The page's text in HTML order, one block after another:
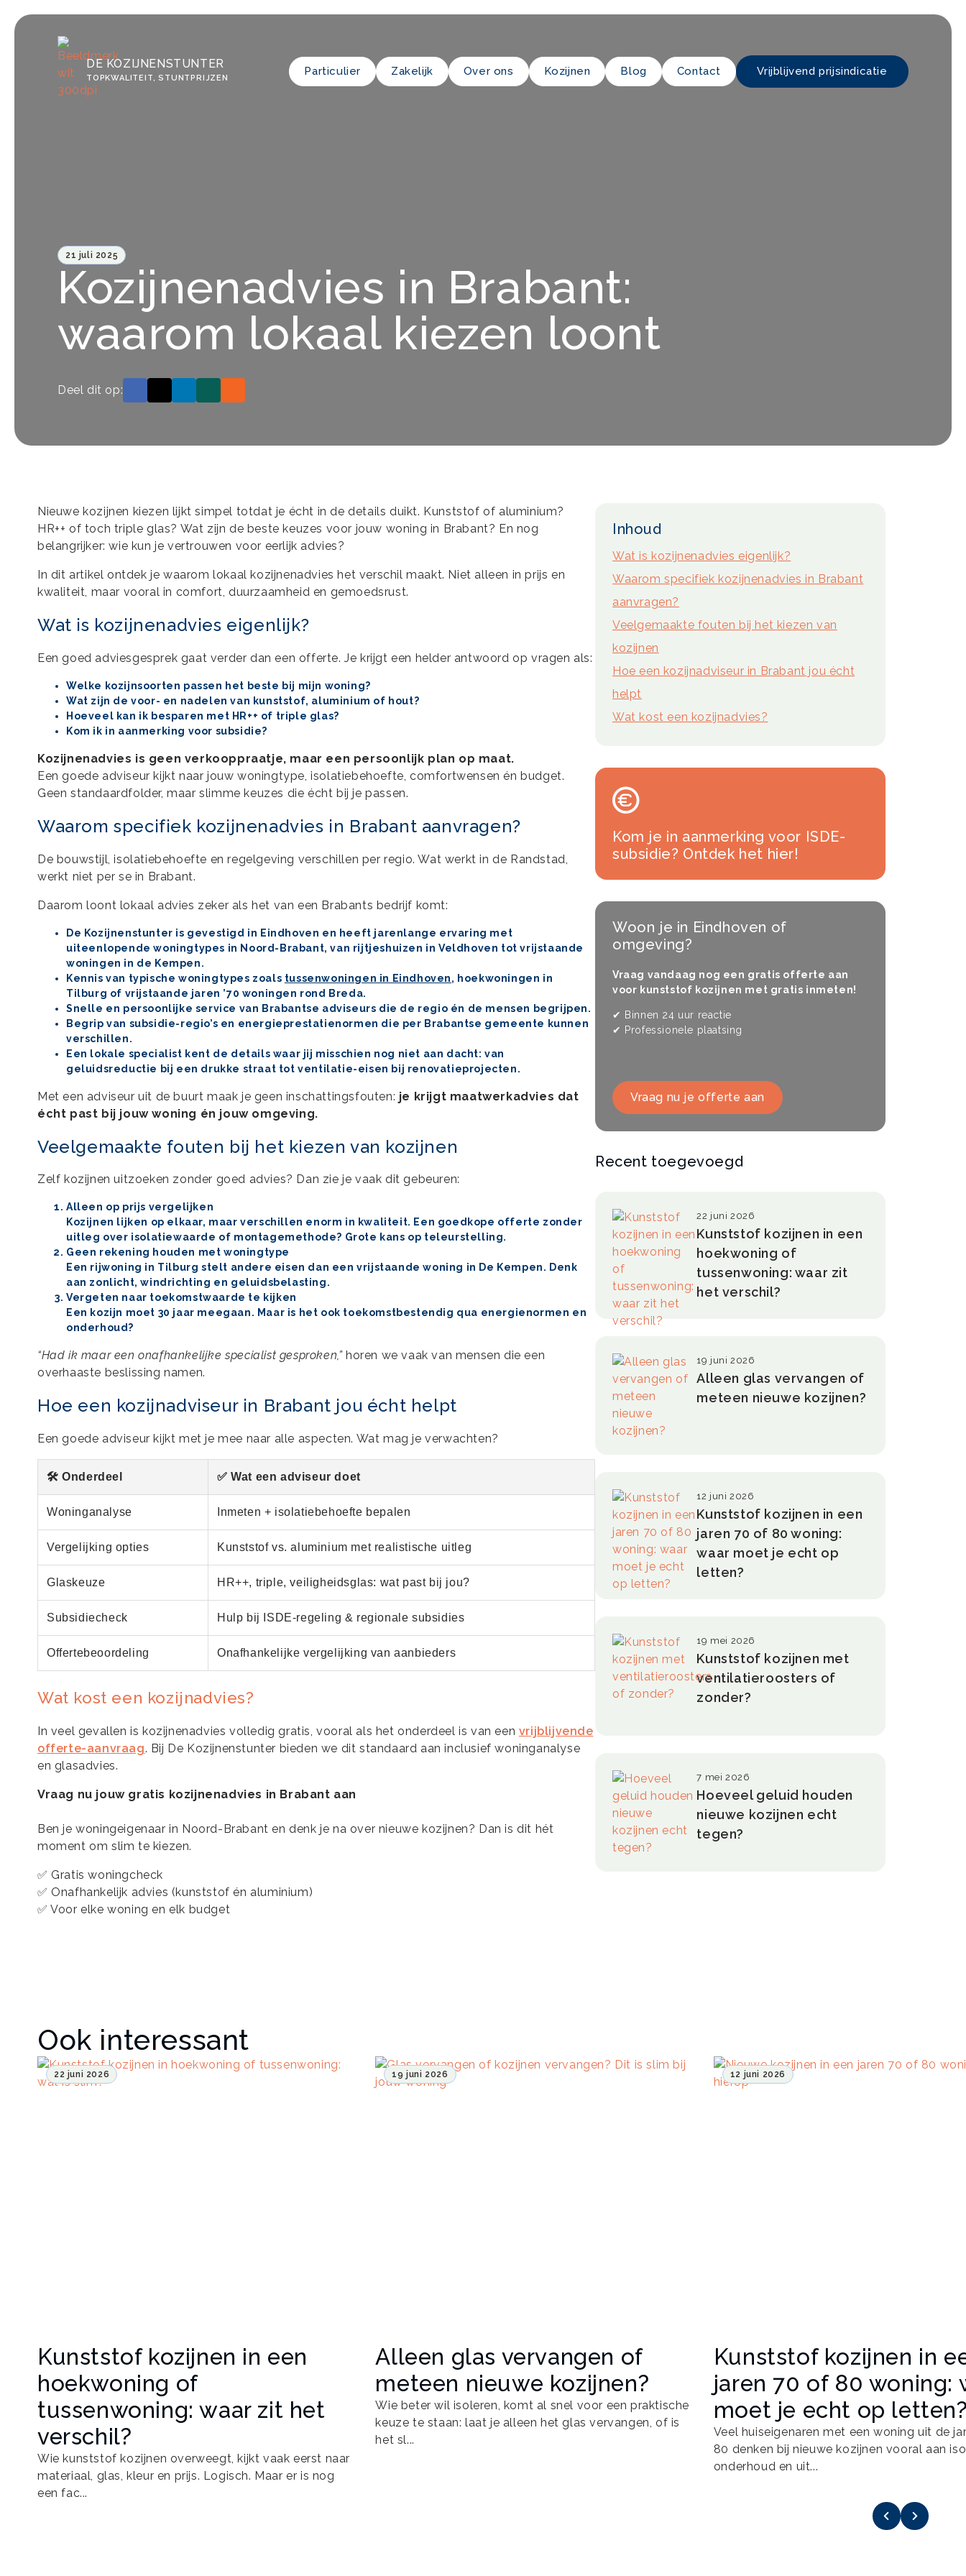
DE KOZIJNENSTUNTER
TOPKWALITEIT, STUNTPRIJZEN
Particulier Zakelijk Over ons Kozijnen Blog Contact Vrijblijvend prijsindicatie
21 juli 2025
Kozijnenadvies in Brabant:
waarom lokaal kiezen loont
Deel dit op:
Nieuwe kozijnen kiezen lijkt simpel totdat je écht in de details duikt. Kunststof of aluminium?
HR++ of toch triple glas? Wat zijn de beste keuzes voor jouw woning in Brabant? En nog
belangrijker: wie kun je vertrouwen voor eerlijk advies?
In dit artikel ontdek je waarom lokaal kozijnenadvies het verschil maakt. Niet alleen in prijs en
kwaliteit, maar vooral in comfort, duurzaamheid en gemoedsrust.
Wat is kozijnenadvies eigenlijk?
Een goed adviesgesprek gaat verder dan een offerte. Je krijgt een helder antwoord op vragen als:
Welke kozijnsoorten passen het beste bij mijn woning?
Wat zijn de voor- en nadelen van kunststof, aluminium of hout?
Hoeveel kan ik besparen met HR++ of triple glas?
Kom ik in aanmerking voor subsidie?
Kozijnenadvies is geen verkooppraatje, maar een persoonlijk plan op maat.
Een goede adviseur kijkt naar jouw woningtype, isolatiebehoefte, comfortwensen én budget.
Geen standaardfolder, maar slimme keuzes die écht bij je passen.
Waarom specifiek kozijnenadvies in Brabant aanvragen?
De bouwstijl, isolatiebehoefte en regelgeving verschillen per regio. Wat werkt in de Randstad,
werkt niet per se in Brabant.
Daarom loont lokaal advies zeker als het van een Brabants bedrijf komt:
De Kozijnenstunter is gevestigd in Eindhoven en heeft jarenlange ervaring met
uiteenlopende woningtypes in Noord-Brabant, van rijtjeshuizen inVeldhoven tot vrijstaande
woningen in de Kempen.
Kennis van typische woningtypes zoals tussenwoningen in Eindhoven, hoekwoningen in
Tilburg of vrijstaande jaren ’70 woningen rond Breda.
Snelle en persoonlijke service van Brabantse adviseurs die de regio én de mensen begrijpen.
Begrip van subsidie-regio’s en energieprestatienormen die per Brabantse gemeente kunnen
verschillen.
Een lokale specialist kent de details waar jij misschien nog niet aan dacht: van
geluidsreductie bij een drukke straat totventilatie-eisen bij renovatieprojecten.
Met een adviseur uit de buurt maak je geen inschattingsfouten: je krijgt maatwerkadvies dat
écht past bij jouw woning én jouw omgeving.
Veelgemaakte fouten bij het kiezen van kozijnen
Zelf kozijnen uitzoeken zonder goed advies? Dan zie je vaak dit gebeuren:
Alleen op prijs vergelijken
Kozijnen lijken op elkaar, maar verschillen enorm in kwaliteit. Een goedkope offerte zonder
uitleg over isolatiewaarde of montagemethode? Grote kans op teleurstelling.
Geen rekening houden met woningtype
Een rijwoning in Tilburg stelt andere eisen dan een vrijstaande woning in De Kempen. Denk
aan zonlicht, windrichting en geluidsbelasting.
Vergeten naar toekomstwaarde te kijken
Een kozijn moet 30 jaar meegaan. Maar is het ook toekomstbestendig qua energienormen en
onderhoud?
“Had ik maar een onafhankelijke specialist gesproken,”horen we vaak van mensen die een
overhaaste beslissing namen.
Hoe een kozijnadviseur in Brabant jou écht helpt
Een goede adviseur kijkt met je mee naar alle aspecten. Wat mag je verwachten?
🛠️ Onderdeel ✅ Wat een adviseur doet
Woninganalyse Inmeten + isolatiebehoefte bepalen
Vergelijking opties Kunststof vs. aluminium met realistische uitleg
Glaskeuze HR++, triple, veiligheidsglas: wat past bij jou?
Subsidiecheck Hulp bij ISDE-regeling & regionale subsidies
Offertebeoordeling Onafhankelijke vergelijking van aanbieders
Wat kost een kozijnadvies?
In veel gevallen is kozijnenadvies volledig gratis, vooral als het onderdeel is van een vrijblijvende
offerte-aanvraag. Bij De Kozijnenstunter bieden we dit standaard aan inclusief woninganalyse
en glasadvies.
Vraag nu jouw gratis kozijnenadvies in Brabant aan
Ben je woningeigenaar in Noord-Brabant en denk je na over nieuwe kozijnen? Dan is dit hét
moment om slim te kiezen.
✅ Gratis woningcheck
✅ Onafhankelijk advies (kunststof én aluminium)
✅ Voor elke woning en elk budget
Inhoud
Wat is kozijnenadvies eigenlijk?
Waarom specifiek kozijnenadvies in Brabant
aanvragen?
Veelgemaakte fouten bij het kiezen van
kozijnen
Hoe een kozijnadviseur in Brabant jou écht
helpt
Wat kost een kozijnadvies?
Kom je in aanmerking voor ISDE-
subsidie? Ontdek het hier!
Woon je in Eindhoven of
omgeving?
Vraag vandaag nog een gratis offerte aan
voor kunststof kozijnen met gratis inmeten!
✔ Binnen 24 uur reactie
✔ Professionele plaatsing
Vraag nu je offerte aan
Recent toegevoegd
Kunststof kozijnen in een
hoekwoning of
tussenwoning: waar zit
het verschil?
22 juni 2026
Alleen glas vervangen of
meteen nieuwe kozijnen?
19 juni 2026
Kunststof kozijnen in een
jaren 70 of 80 woning:
waar moet je echt op
letten?
12 juni 2026
Kunststof kozijnen met
ventilatieroosters of
zonder?
19 mei 2026
Hoeveel geluid houden
nieuwe kozijnen echt
tegen?
7 mei 2026
Ook interessant
22 juni 2026
Kunststof kozijnen in een
hoekwoning of
tussenwoning: waar zit het
verschil?
Wie kunststof kozijnen overweegt, kijkt vaak eerst naar
materiaal, glas, kleur en prijs. Logisch. Maar er is nog
een fac...
19 juni 2026
Alleen glas vervangen of
meteen nieuwe kozijnen?
Wie beter wil isoleren, komt al snel voor een praktische
keuze te staan: laat je alleen het glas vervangen, of is
het sl...
12 juni 2026
Kunststof kozijnen in
jaren 70 of 80 woning:
moet je echt op
Veel huiseigenaren met een woning uit de
80 denken bij nieuwe kozijnen vooral aan
onderhoud en uit...